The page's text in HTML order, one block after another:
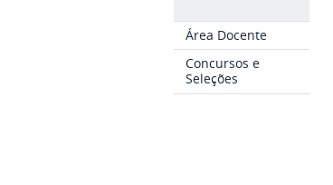
Área Docente
Concursos e
Seleções